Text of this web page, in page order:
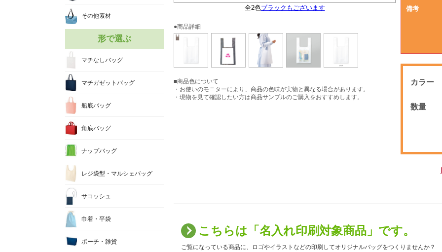
全2色ブラックもございます
A4サイズ対応
大きさイメージ
使用イメージ
●商品詳細
■商品色について
・お使いのモニターにより、商品の色味が実物と異なる場合があります。
・現物を見て確認したい方は商品サンプルのご購入をおすすめします。
備考
カラー
数量
こちらは「名入れ印刷対象商品」です。
ご覧になっている商品に、ロゴやイラストなどの印刷してオリジナルバッグをつくりませんか？
その他素材
形で選ぶ
マチなしバッグ
マチガゼットバッグ
船底バッグ
角底バッグ
ナップバッグ
レジ袋型・マルシェバッグ
サコッシュ
巾着・平袋
ポーチ・雑貨